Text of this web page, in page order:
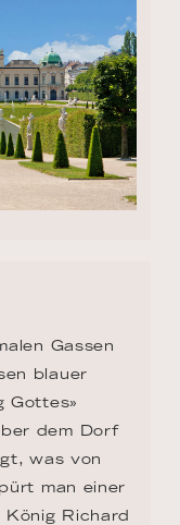
Gassen
blauer
Gottes»
dem Dorf
was von
man einer
König Richard